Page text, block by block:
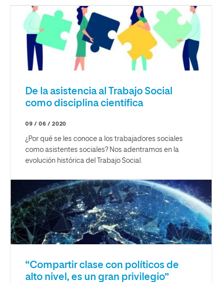
De la asistencia al Trabajo Social
como disciplina científica
09 / 06 / 2020
¿Por qué se les conoce a los trabajadores sociales
como asistentes sociales? Nos adentramos en la
evolución histórica del Trabajo Social.
“Compartir clase con políticos de
alto nivel, es un gran privilegio”